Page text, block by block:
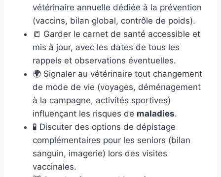
vétérinaire annuelle dédiée à la prévention
(vaccins, bilan global, contrôle de poids).
📒 Garder le carnet de santé accessible et
mis à jour, avec les dates de tous les
rappels et observations éventuelles.
🌍 Signaler au vétérinaire tout changement
de mode de vie (voyages, déménagement
à la campagne, activités sportives)
influençant les risques de maladies.
🧪 Discuter des options de dépistage
complémentaires pour les seniors (bilan
sanguin, imagerie) lors des visites
vaccinales.